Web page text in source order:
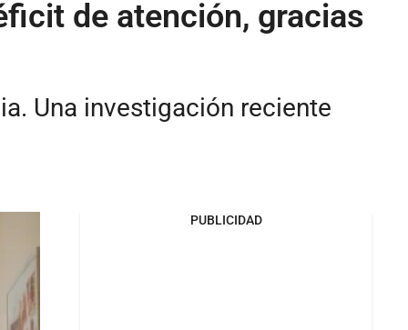
de atención, gracias
Una investigación reciente
PUBLICIDAD